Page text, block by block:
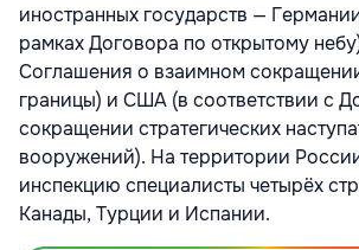
иностранных государств —
рамках Договора по открытому
Соглашения о взаимном
границы) и США (в соответствии с
сокращении стратегических
вооружений). На территории
инспекцию специалисты четырёх
Канады, Турции и Испании.